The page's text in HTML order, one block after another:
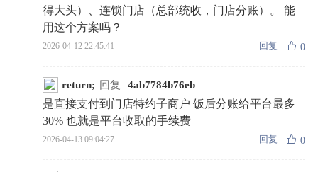
得大头）、连锁门店（总部统收，门店分账）。 能
用这个方案吗？
2026-04-12 22:45:41 回复 0
return; 回复 4ab7784b76eb
是直接支付到门店特约子商户 饭后分账给平台最多
30% 也就是平台收取的手续费
2026-04-13 09:04:27 回复 0